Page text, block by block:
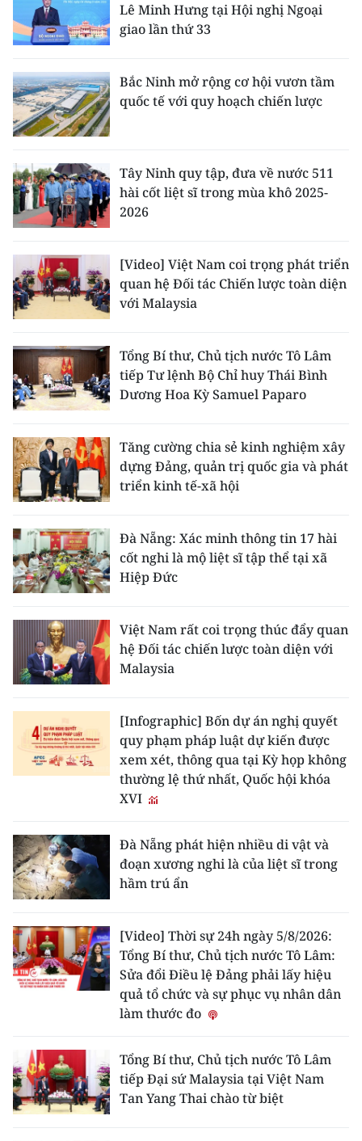
Lê Minh Hưng tại Hội nghị Ngoại
giao lần thứ 33
Bắc Ninh mở rộng cơ hội vươn tầm
quốc tế với quy hoạch chiến lược
Tây Ninh quy tập, đưa về nước 511
hài cốt liệt sĩ trong mùa khô 2025-
2026
[Video] Việt Nam coi trọng phát triển
quan hệ Đối tác Chiến lược toàn diện
với Malaysia
Tổng Bí thư, Chủ tịch nước Tô Lâm
tiếp Tư lệnh Bộ Chỉ huy Thái Bình
Dương Hoa Kỳ Samuel Paparo
Tăng cường chia sẻ kinh nghiệm xây
dựng Đảng, quản trị quốc gia và phát
triển kinh tế-xã hội
Đà Nẵng: Xác minh thông tin 17 hài
cốt nghi là mộ liệt sĩ tập thể tại xã
Hiệp Đức
Việt Nam rất coi trọng thúc đẩy quan
hệ Đối tác chiến lược toàn diện với
Malaysia
[Infographic] Bốn dự án nghị quyết
quy phạm pháp luật dự kiến được
xem xét, thông qua tại Kỳ họp không
thường lệ thứ nhất, Quốc hội khóa
XVI
Đà Nẵng phát hiện nhiều di vật và
đoạn xương nghi là của liệt sĩ trong
hầm trú ẩn
[Video] Thời sự 24h ngày 5/8/2026:
Tổng Bí thư, Chủ tịch nước Tô Lâm:
Sửa đổi Điều lệ Đảng phải lấy hiệu
quả tổ chức và sự phục vụ nhân dân
làm thước đo
Tổng Bí thư, Chủ tịch nước Tô Lâm
tiếp Đại sứ Malaysia tại Việt Nam
Tan Yang Thai chào từ biệt